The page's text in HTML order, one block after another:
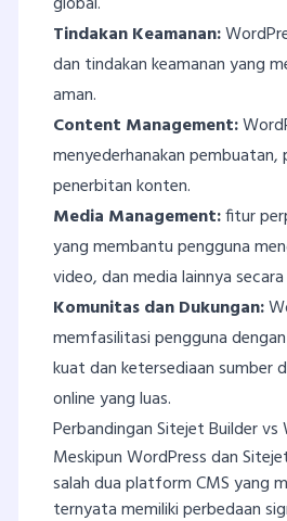
Tindakan Keamanan:
dan tindakan keamanan yang
aman.
Content Management:
menyederhanakan pembuatan,
penerbitan konten.
Media Management:fitur
yang membantu pengguna
video, dan media lainnya
Komunitas dan Dukungan:
memfasilitasi pengguna
kuat dan ketersediaan sumber
online yang luas.
Perbandingan Sitejet Builder vs
Meskipun WordPress dan
salah dua platform CMS yang
ternyata memiliki perbedaan